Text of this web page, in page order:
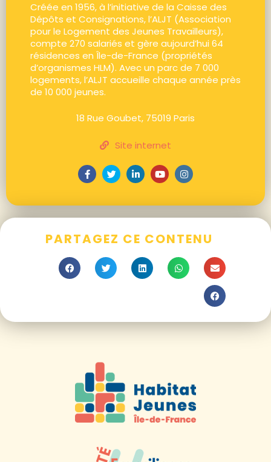
Créée en 1956, à l’initiative de la Caisse des
Dépôts et Consignations, l’ALJT (Association
pour le Logement des Jeunes Travailleurs),
compte 270 salariés et gère aujourd’hui 64
résidences en Île-de-France (propriétés
d’organismes HLM). Avec un parc de 7 000
logements, l’ALJT accueille chaque année près
de 10 000 jeunes.
18 Rue Goubet, 75019 Paris
Site internet
PARTAGEZ CE CONTENU